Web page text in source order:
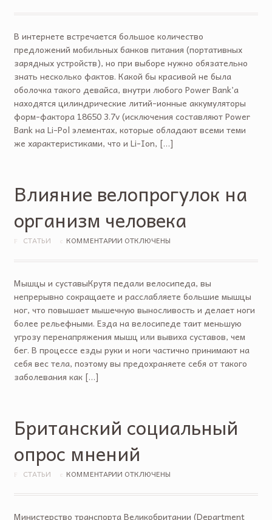
В интернете встречается большое количество
предложений мобильных банков питания (портативных
зарядных устройств), но при выборе нужно обязательно
знать несколько фактов. Какой бы красивой не была
оболочка такого девайса, внутри любого Power Bank’a
находятся цилиндрические литий-ионные аккумуляторы
форм-фактора 18650 3.7v (исключения составляют Power
Bank на Li-Pol элементах, которые обладают всеми теми
же характеристиками, что и Li-Ion, […]
Влияние велопрогулок на
организм человека
СТАТЬИ КОММЕНТАРИИ ОТКЛЮЧЕНЫ
Мышцы и суставыКрутя педали велосипеда, вы
непрерывно сокращаете и расслабляете большие мышцы
ног, что повышает мышечную выносливость и делает ноги
более рельефными. Езда на велосипеде таит меньшую
угрозу перенапряжения мышц или вывиха суставов, чем
бег. В процессе езды руки и ноги частично принимают на
себя вес тела, поэтому вы предохраняете себя от такого
заболевания как […]
Британский социальный
опрос мнений
СТАТЬИ КОММЕНТАРИИ ОТКЛЮЧЕНЫ
Министерство транспорта Великобритании (Department